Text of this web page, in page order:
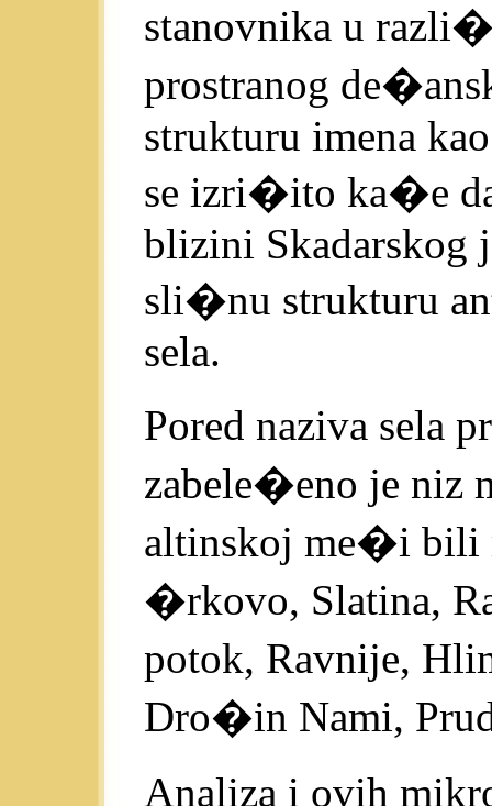
stanovnika u
prostranog
strukturu imena
se izri�ito ka�e
blizini Skadarskog
sli�nu strukturu
sela.
Pored naziva sela
zabele�eno je niz
altinskoj me�i bili
�rkovo, Slatina,
potok, Ravnije,
Dro�in Nami,
Analiza i ovih